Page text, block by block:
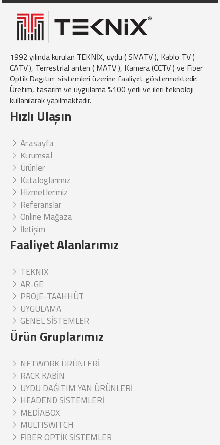
1992 yılında kurulan TEKNİX, uydu ( SMATV ), Kablo TV (
CATV ), Terrestrial anten ( MATV ), Kamera (CCTV ) ve Fiber
Optik Dagıtım sistemleri üzerine faaliyet göstermektedir.
Üretim, tasarım ve uygulama %100 yerli ve ileri teknoloji
kullanılarak yapılmaktadır.
Hızlı Ulaşın
Anasayfa
Kurumsal
Ürünler
Kataloglarımız
Hizmetlerimiz
Referanslar
Online Mağaza
İletişim
Faaliyet Alanlarımız
TEKNIX
AR-GE
PROJE-TAAHHÜT
UYGULAMA
GENEL SİSTEMLER
Ürün Gruplarımız
NETWORK ÜRÜNLERİ
RACK KABİN
UYDU DAĞITIM YAN ÜRÜNLERİ
HEADEND SİSTEMLERİ
MEDİABOX
MULTISWITCH
FİBER OPTİK SİSTEMLER